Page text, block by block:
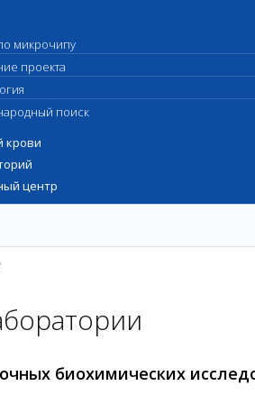
микрочипу
проекта
поиск
крови
центр
биохимических